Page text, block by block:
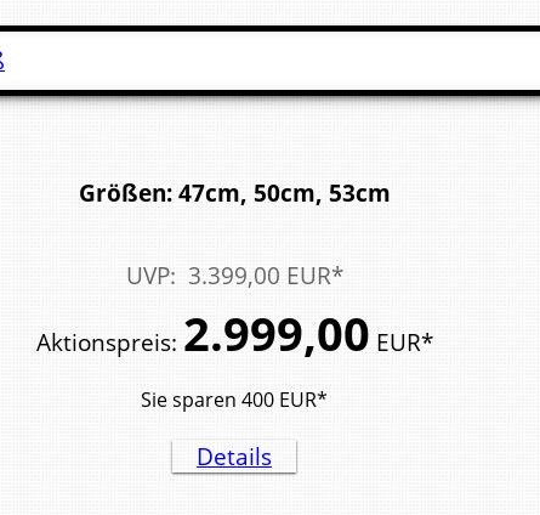
Größen: 47cm, 50cm, 53cm
UVP: 3.399,00 EUR*
Aktionspreis: 2.999,00 EUR*
Sie sparen 400 EUR*
Details